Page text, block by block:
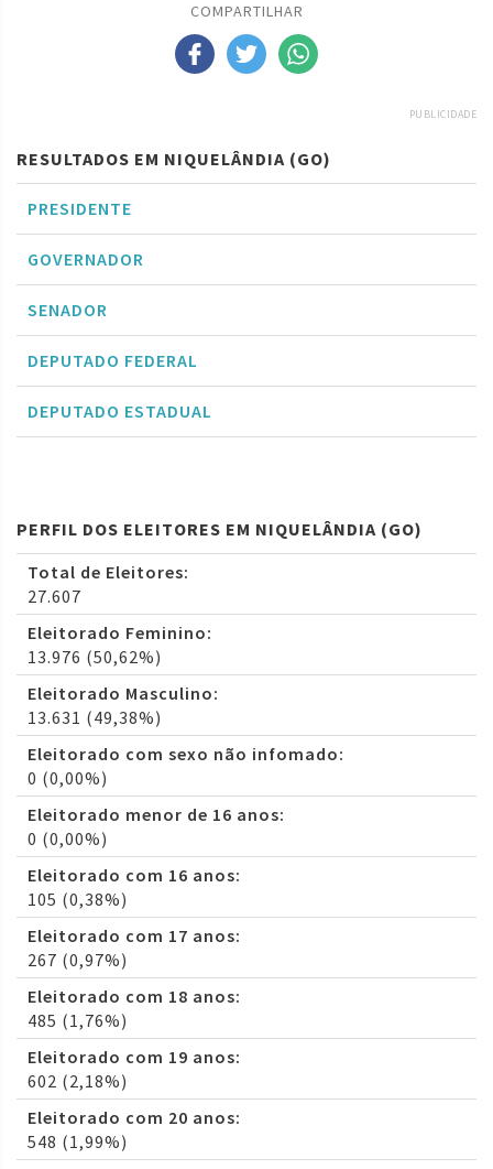
COMPARTILHAR
PUBLICIDADE
RESULTADOS EM NIQUELÂNDIA (GO)
PRESIDENTE
GOVERNADOR
SENADOR
DEPUTADO FEDERAL
DEPUTADO ESTADUAL
PERFIL DOS ELEITORES EM NIQUELÂNDIA (GO)
Total de Eleitores:
27.607
Eleitorado Feminino:
13.976 (50,62%)
Eleitorado Masculino:
13.631 (49,38%)
Eleitorado com sexo não infomado:
0 (0,00%)
Eleitorado menor de 16 anos:
0 (0,00%)
Eleitorado com 16 anos:
105 (0,38%)
Eleitorado com 17 anos:
267 (0,97%)
Eleitorado com 18 anos:
485 (1,76%)
Eleitorado com 19 anos:
602 (2,18%)
Eleitorado com 20 anos:
548 (1,99%)